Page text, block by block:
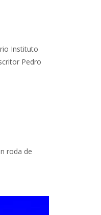
Instituto
Pedro
roda de